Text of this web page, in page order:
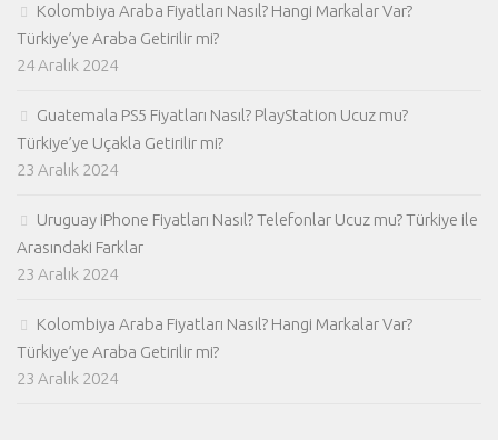
Kolombiya Araba Fiyatları Nasıl? Hangi Markalar Var?
Türkiye’ye Araba Getirilir mi?
24 Aralık 2024
Guatemala PS5 Fiyatları Nasıl? PlayStation Ucuz mu?
Türkiye’ye Uçakla Getirilir mi?
23 Aralık 2024
Uruguay iPhone Fiyatları Nasıl? Telefonlar Ucuz mu? Türkiye ile
Arasındaki Farklar
23 Aralık 2024
Kolombiya Araba Fiyatları Nasıl? Hangi Markalar Var?
Türkiye’ye Araba Getirilir mi?
23 Aralık 2024